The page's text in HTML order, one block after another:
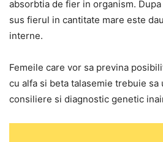
absorbtia de fier in organism.
sus fierul in cantitate mare este
interne.
Femeile care vor sa previna
cu alfa si beta talasemie trebuie
consiliere si diagnostic genetic